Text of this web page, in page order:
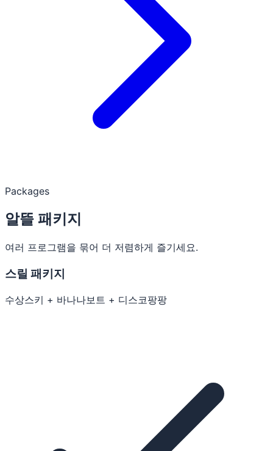
Packages
알뜰 패키지
여러 프로그램을 묶어 더 저렴하게 즐기세요.
스릴 패키지
수상스키 + 바나나보트 + 디스코팡팡